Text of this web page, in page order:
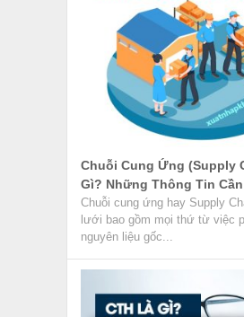
Chuỗi Cung Ứng (Supply
Gì? Những Thông Tin
Chuỗi cung ứng hay Supply
lưới bao gồm mọi thứ từ việc
nguyên liệu gốc...